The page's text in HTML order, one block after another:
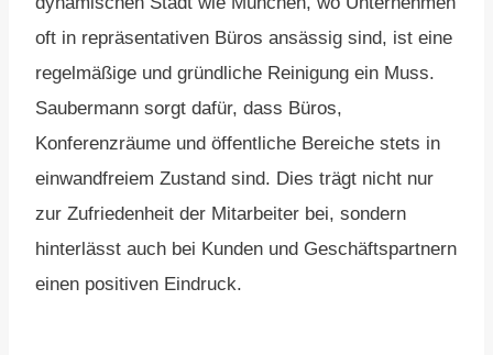
oft in repräsentativen Büros ansässig sind, ist eine
regelmäßige und gründliche Reinigung ein Muss.
Saubermann sorgt dafür, dass Büros,
Konferenzräume und öffentliche Bereiche stets in
einwandfreiem Zustand sind. Dies trägt nicht nur
zur Zufriedenheit der Mitarbeiter bei, sondern
hinterlässt auch bei Kunden und Geschäftspartnern
einen positiven Eindruck.